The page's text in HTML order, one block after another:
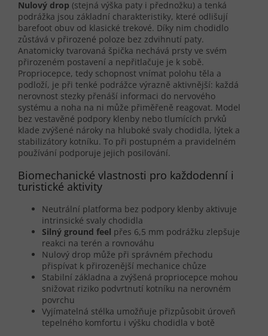
Nulový drop (stejná výška paty i přednožku) a tenká
podrážka jsou základní charakteristiky, které odlišují
barefoot obuv od klasické trekové. Díky nim chodidlo
zůstává v přirozené poloze bez zdvihnutí paty.
Anatomicky tvarovaná špička nechává prsty ve svém
přirozeném postavení a nepřitlačuje je k sobě.
Propriocepce, tedy schopnost vnímat polohu těla a
podloží, je při tenké podrážce výrazně aktivnější: každá
nerovnost stezky přenáší informaci do nervového
systému a noha na ni může přiměřeně reagovat. Model
bez vestavěné podpory klenby nebo tlumících prvků
klade zvýšené nároky na hluboké svaly chodidla, lýtek a
stabilizátory kotníku. To při postupném a pravidelném
používání podporuje jejich posilování.
Biomechanické vlastnosti pro každodenní i
turistické aktivity
Neutrální platforma bez podpory klenby aktivuje
intrinsické svaly chodidla
Silný ground feel přes 6,5 mm podrážku zlepšuje
reakci na terén a rovnováhu
Nulový drop může při správném přechodu
přispívat k přirozenější mechanice chůze
Stabilní základna a zvýšená propriocepce mohou
snižovat riziko podvrtnutí kotníku na nerovném
povrchu
Vyjímatelná stélka umožňuje přizpůsobit úroveň
tepelného komfortu i výšku chodidla v botě